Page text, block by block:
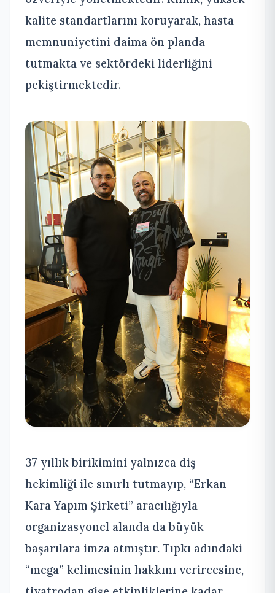
kalite standartlarını koruyarak, hasta
memnuniyetini daima ön planda
tutmakta ve sektördeki liderliğini
pekiştirmektedir.
37 yıllık birikimini yalnızca diş
hekimliği ile sınırlı tutmayıp, “Erkan
Kara Yapım Şirketi” aracılığıyla
organizasyonel alanda da büyük
başarılara imza atmıştır. Tıpkı adındaki
“mega” kelimesinin hakkını verircesine,